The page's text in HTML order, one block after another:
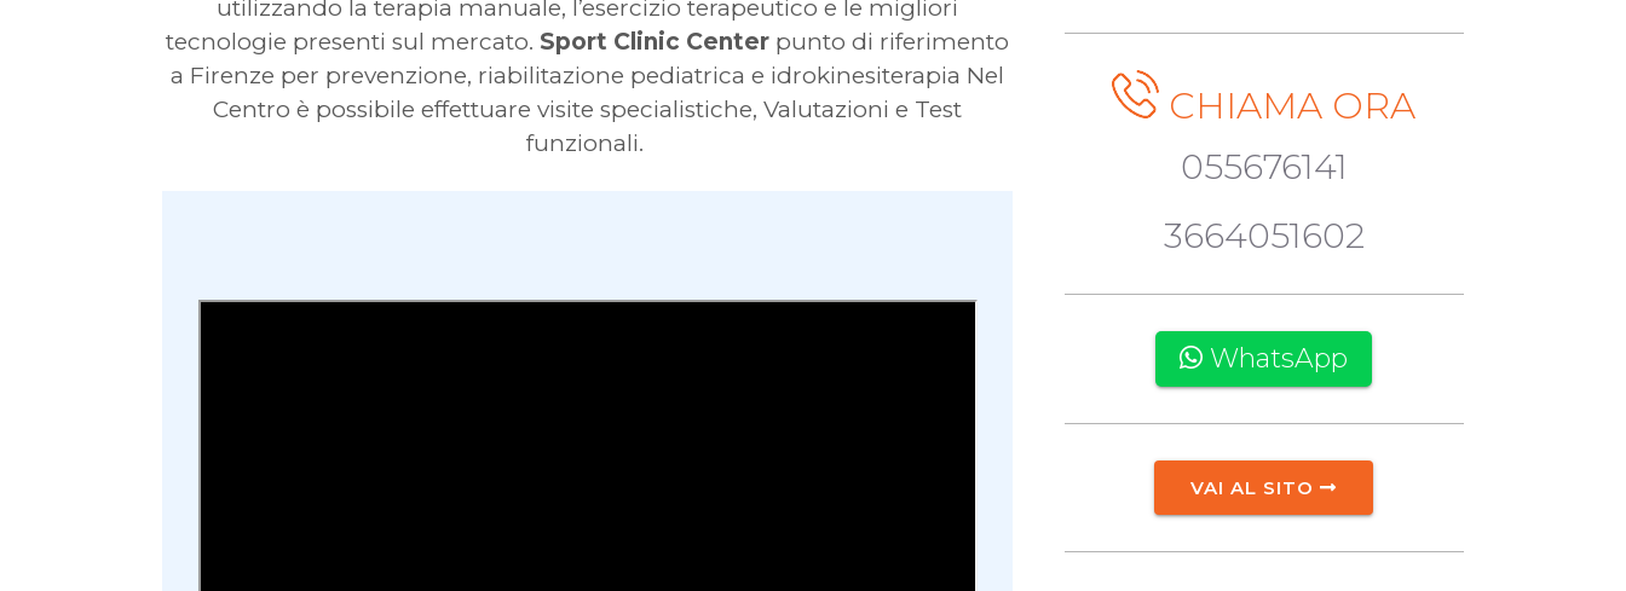
utilizzando la terapia manuale, l’esercizio terapeutico e le migliori
tecnologie presenti sul mercato. Sport Clinic Center punto di riferimento
a Firenze per prevenzione, riabilitazione pediatrica e idrokinesiterapia Nel
Centro è possibile effettuare visite specialistiche, Valutazioni e Test
funzionali.
CHIAMA ORA
055676141
3664051602
WhatsApp
VAI AL SITO